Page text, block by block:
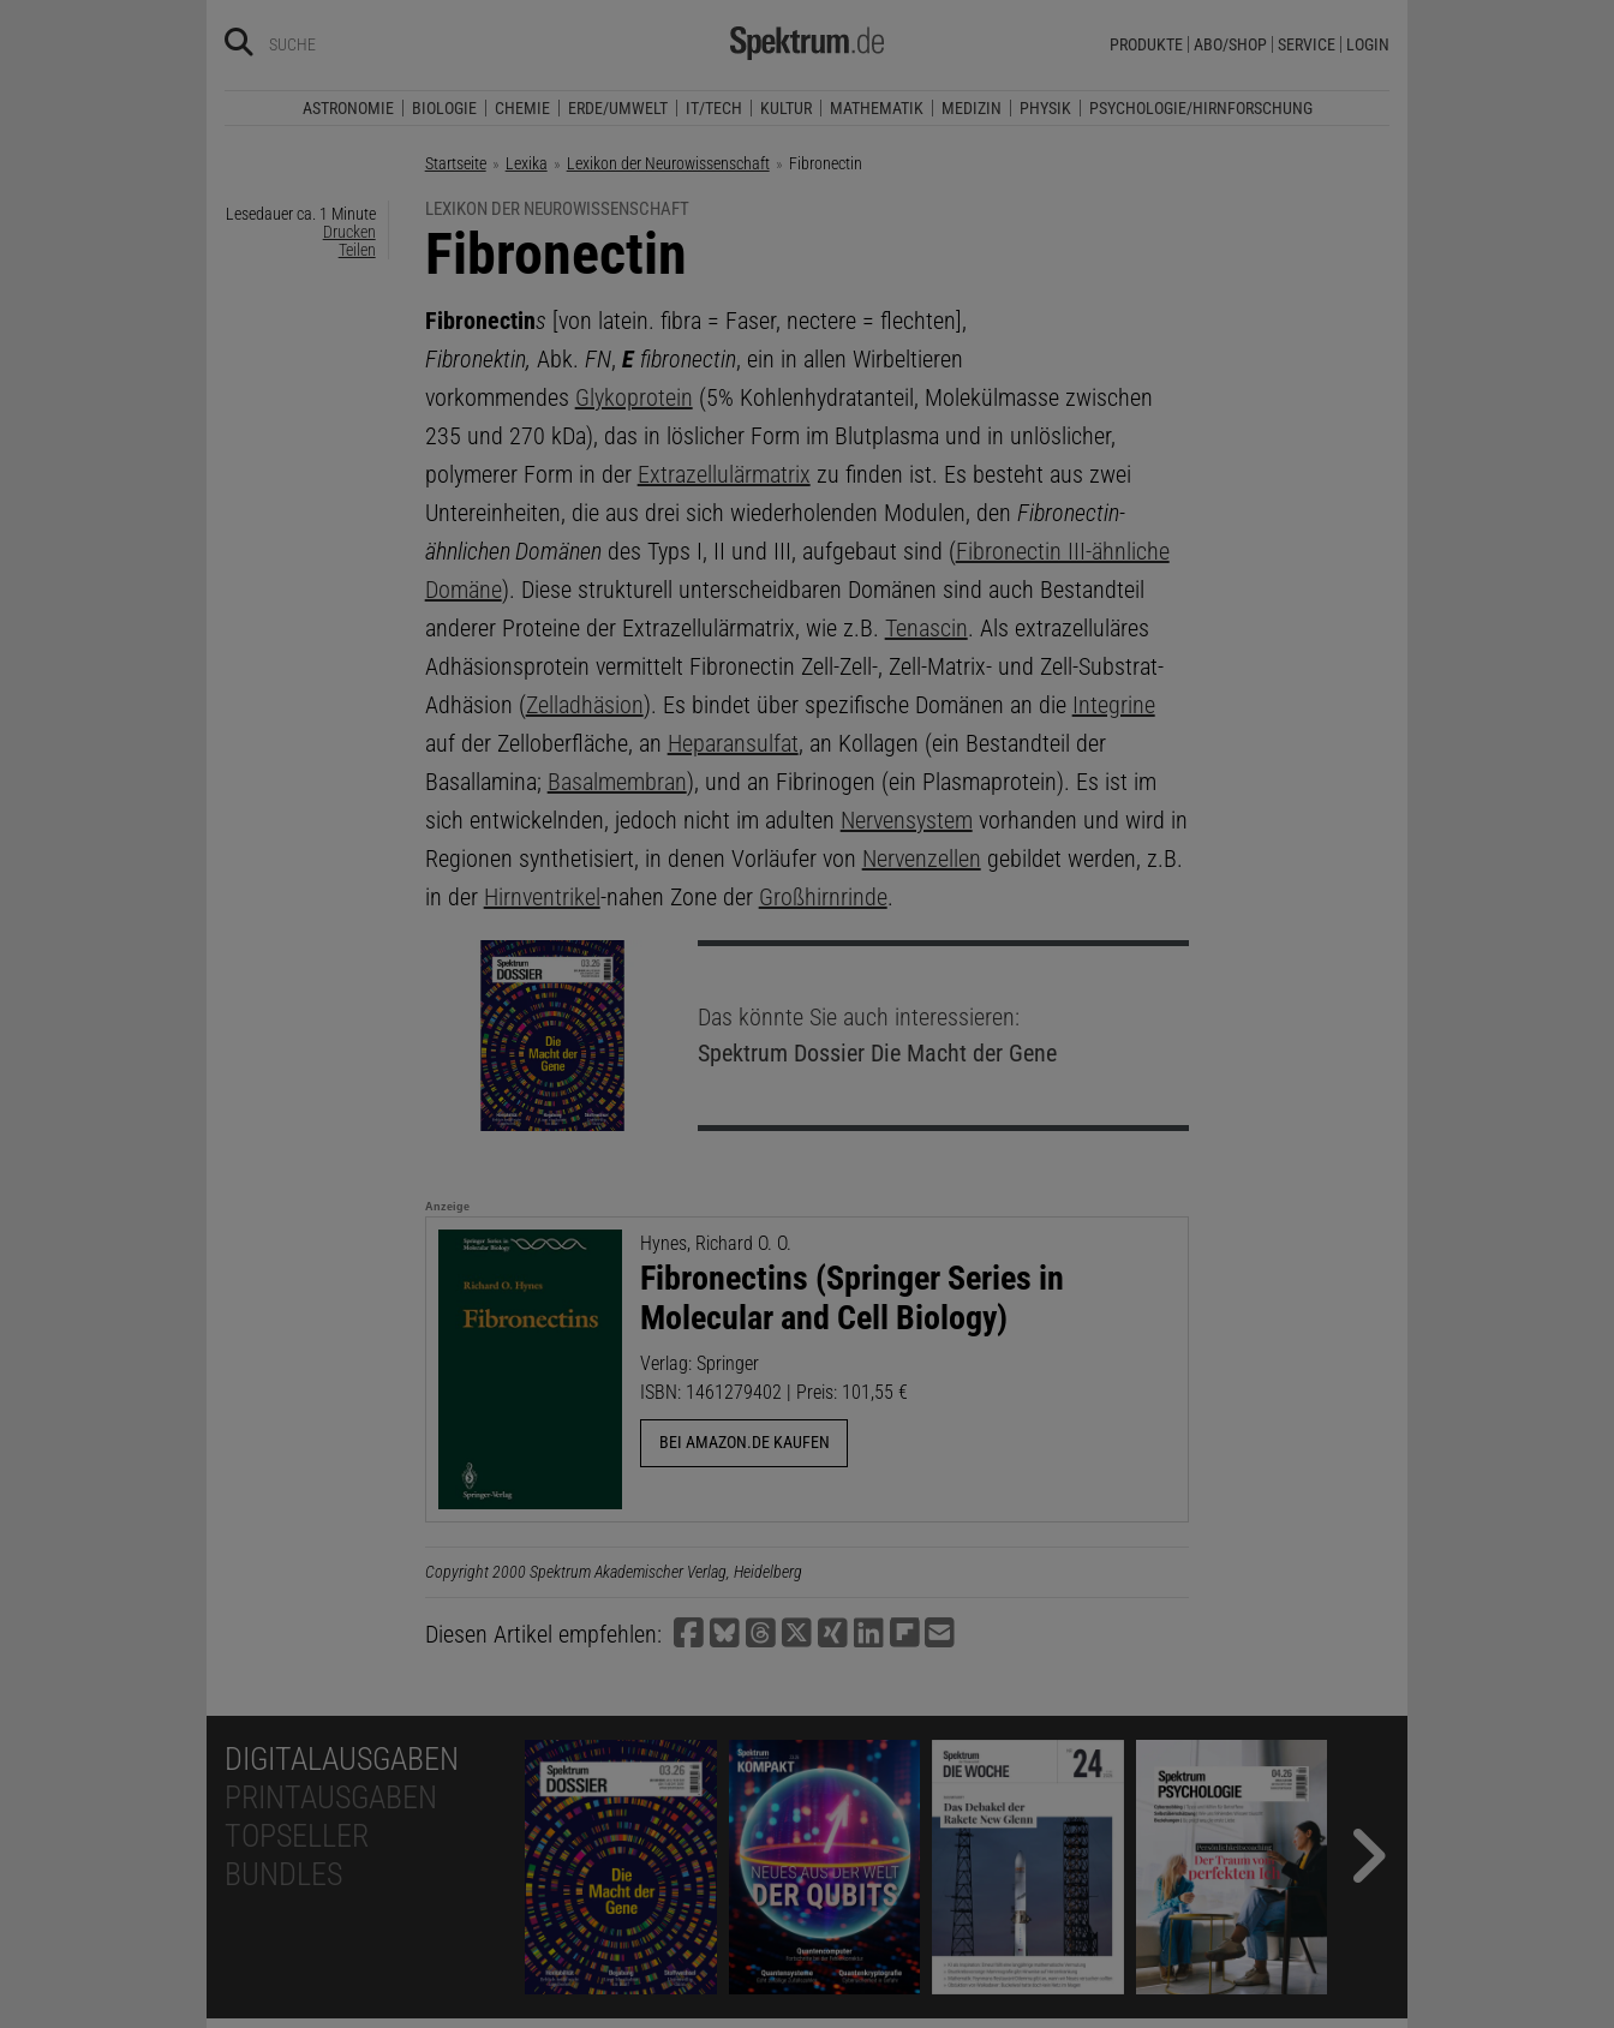
PRODUKTE ABO/SHOP SERVICE LOGIN
ASTRONOMIE BIOLOGIE CHEMIE ERDE/UMWELT IT/TECH KULTUR MATHEMATIK MEDIZIN PHYSIK PSYCHOLOGIE/HIRNFORSCHUNG
Startseite Lexika Lexikon der Neurowissenschaft Aktuelle Seite:
Fibronectin
Lesedauer ca. 1 Minute
Drucken
Teilen
LEXIKON DER NEUROWISSENSCHAFT
:
Fibronectin
Fibronectins [von latein. fibra = Faser, nectere = flechten],
Fibronektin, Abk. FN, E fibronectin, ein in allen Wirbeltieren
vorkommendes Glykoprotein (5% Kohlenhydratanteil, Molekülmasse zwischen
235 und 270 kDa), das in löslicher Form im Blutplasma und in unlöslicher,
polymerer Form in der Extrazellulärmatrix zu finden ist. Es besteht aus zwei
Untereinheiten, die aus drei sich wiederholenden Modulen, den Fibronectin-
ähnlichen Domänen des Typs I, II und III, aufgebaut sind (Fibronectin III-ähnliche
Domäne). Diese strukturell unterscheidbaren Domänen sind auch Bestandteil
anderer Proteine der Extrazellulärmatrix, wie z.B. Tenascin. Als extrazelluläres
Adhäsionsprotein vermittelt Fibronectin Zell-Zell-, Zell-Matrix- und Zell-Substrat-
Adhäsion (Zelladhäsion). Es bindet über spezifische Domänen an die Integrine
auf der Zelloberfläche, an Heparansulfat, an Kollagen (ein Bestandteil der
Basallamina; Basalmembran), und an Fibrinogen (ein Plasmaprotein). Es ist im
sich entwickelnden, jedoch nicht im adulten Nervensystem vorhanden und wird in
Regionen synthetisiert, in denen Vorläufer von Nervenzellen gebildet werden, z.B.
in der Hirnventrikel-nahen Zone der Großhirnrinde.
Das könnte Sie auch interessieren:
Spektrum DossierDie Macht der Gene
Anzeige
Hynes, Richard O. O.
Fibronectins (Springer Series in
Molecular and Cell Biology)
Verlag: Springer
ISBN: 1461279402 | Preis: 101,55 €
BEI AMAZON.DE KAUFEN
Copyright 2000 Spektrum Akademischer Verlag, Heidelberg
Diesen Artikel empfehlen:
DIGITALAUSGABEN
PRINTAUSGABEN
TOPSELLER
BUNDLES